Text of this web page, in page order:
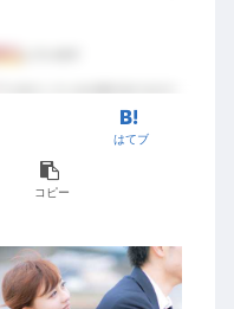
はてブ
コピー